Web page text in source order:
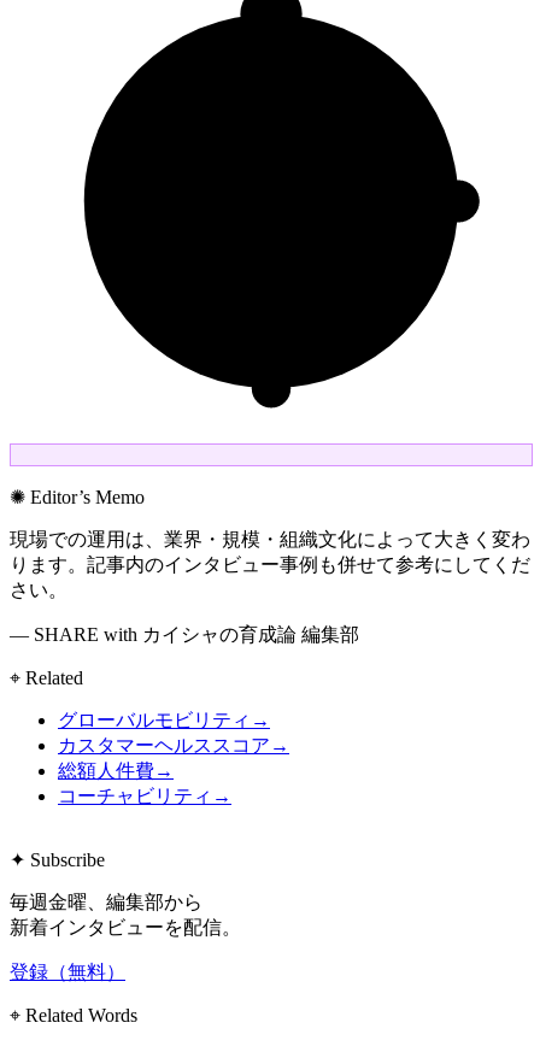
✺ Editor’s Memo
現場での運用は、業界・規模・組織文化によって大きく変わ
ります。記事内のインタビュー事例も併せて参考にしてくだ
さい。
— SHARE with カイシャの育成論 編集部
⌖ Related
グローバルモビリティ →
カスタマーヘルススコア →
総額人件費→
コーチャビリティ →
✦ Subscribe
毎週金曜、編集部から
新着インタビューを配信。
登録（無料）
⌖ Related Words